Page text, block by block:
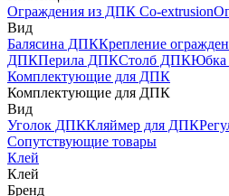
Ограждения из ДПК Co-extrusion
Вид
Балясина ДПККрепление
ДПКПерила ДПКСтолб ДПКЮбка
Комплектующие для ДПК
Комплектующие для ДПК
Вид
Уголок ДПККляймер для ДПК
Сопутствующие товары
Клей
Клей
Бренд